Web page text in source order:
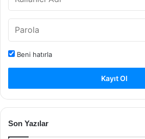
Beni hatırla
Kayıt Ol
Son Yazılar